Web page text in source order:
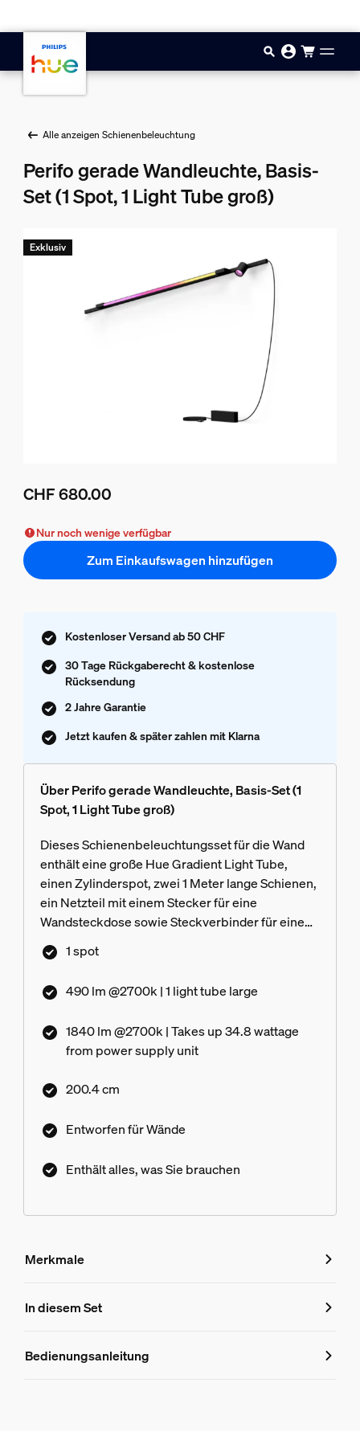
Alle anzeigen Schienenbeleuchtung
Perifo gerade Wandleuchte, Basis-
Set (1 Spot, 1 Light Tube groß)
CHF 680.00
Exklusiv
Nur noch wenige verfügbar
Zum Einkaufswagen hinzufügen
Kostenloser Versand ab 50 CHF
30 Tage Rückgaberecht & kostenlose
Rücksendung
2 Jahre Garantie
Jetzt kaufen & später zahlen mit Klarna
Über Perifo gerade Wandleuchte, Basis-Set (1
Spot, 1 Light Tube groß)
Dieses Schienenbeleuchtungsset für die Wand
enthält eine große Hue Gradient Light Tube,
einen Zylinderspot, zwei 1 Meter lange Schienen,
ein Netzteil mit einem Stecker für eine
Wandsteckdose sowie Steckverbinder für eine
gerade Linie.
1 spot
490 lm @2700k | 1 light tube large
1840 lm @2700k | Takes up 34.8 wattage
from power supply unit
200.4 cm
Entworfen für Wände
Enthält alles, was Sie brauchen
Merkmale
Merkmale
8719514873063
In diesem Set
Bedienungsanleitung